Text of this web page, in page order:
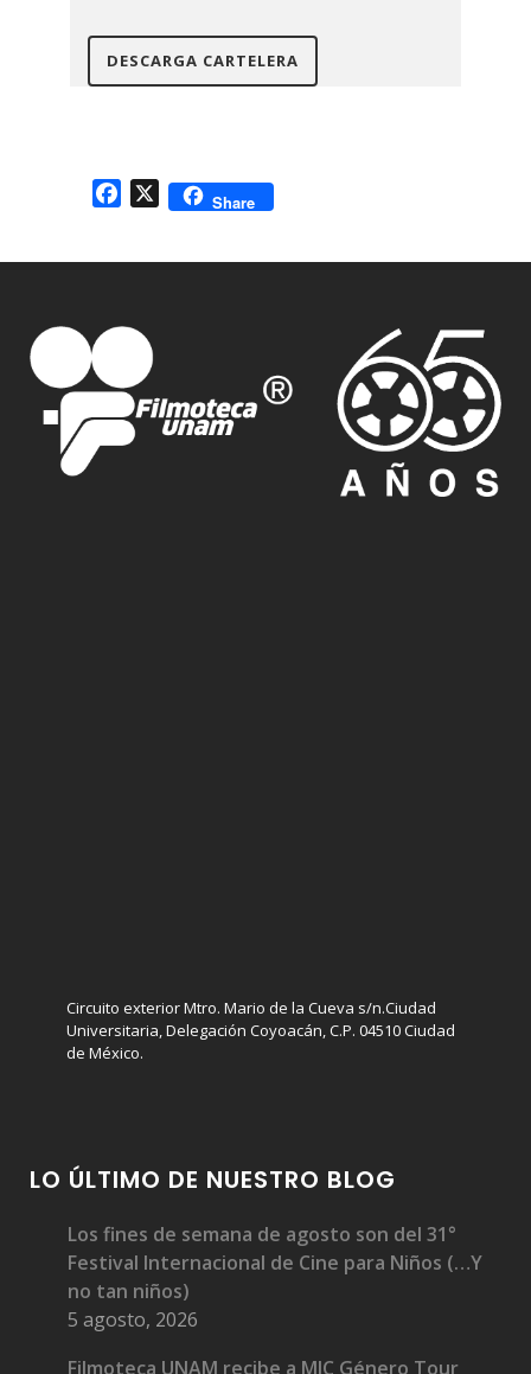
DESCARGA CARTELERA
Facebook
X Share
Circuito exterior Mtro. Mario de la Cueva s/n.Ciudad
Universitaria, Delegación Coyoacán, C.P. 04510 Ciudad
de México.
LO ÚLTIMO DE NUESTRO BLOG
Los fines de semana de agosto son del 31°
Festival Internacional de Cine para Niños (…Y
no tan niños)
5 agosto, 2026
Filmoteca UNAM recibe a MIC Género Tour